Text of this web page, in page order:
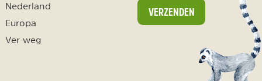
Nederland
Europa
Ver weg
VERZENDEN